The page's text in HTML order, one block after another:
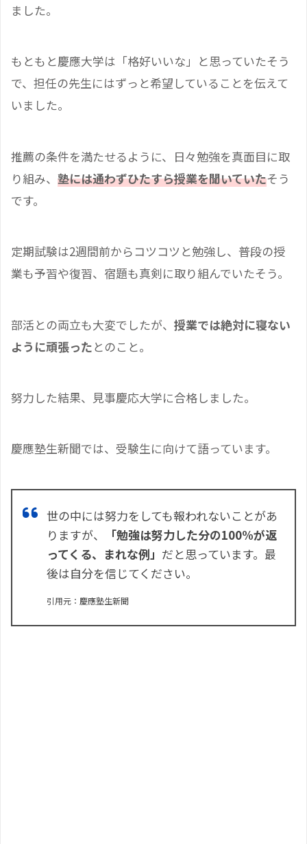
ました。
もともと慶應大学は「格好いいな」と思っていたそう
で、担任の先生にはずっと希望していることを伝えて
いました。
推薦の条件を満たせるように、日々勉強を真面目に取
り組み、 塾には通わずひたすら授業を聞いていたそう
です。
定期試験は2週間前からコツコツと勉強し、普段の授
業も予習や復習、宿題も真剣に取り組んでいたそう。
部活との両立も大変でしたが、 授業では絶対に寝ない
ように頑張ったとのこと。
努力した結果、見事慶応大学に合格しました。
慶應塾生新聞では、受験生に向けて語っています。
世の中には努力をしても報われないことがあ
りますが、
「勉強は努力した分の100%が返
ってくる、まれな例」 だと思っています。最
後は自分を信じてください。
引用元：慶應塾生新聞